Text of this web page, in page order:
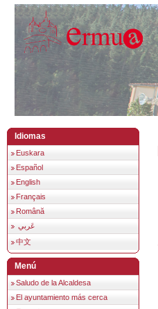
Idiomas
Euskara
Español
English
Français
Română
中文
Menú
Saludo de la Alcaldesa
El ayuntamiento más cerca